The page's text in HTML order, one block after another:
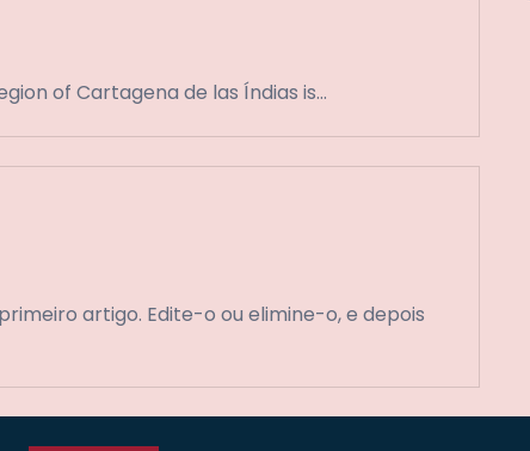
of Cartagena de las Índias is…
artigo. Edite-o ou elimine-o, e depois